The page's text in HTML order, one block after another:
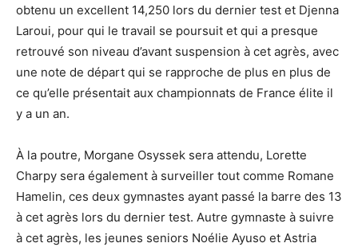
obtenu un excellent 14,250 lors du dernier test et Djenna
Laroui, pour qui le travail se poursuit et qui a presque
retrouvé son niveau d’avant suspension à cet agrès, avec
une note de départ qui se rapproche de plus en plus de
ce qu’elle présentait aux championnats de France élite il
y a un an.
À la poutre, Morgane Osyssek sera attendu, Lorette
Charpy sera également à surveiller tout comme Romane
Hamelin, ces deux gymnastes ayant passé la barre des 13
à cet agrès lors du dernier test. Autre gymnaste à suivre
à cet agrès, les jeunes seniors Noélie Ayuso et Astria